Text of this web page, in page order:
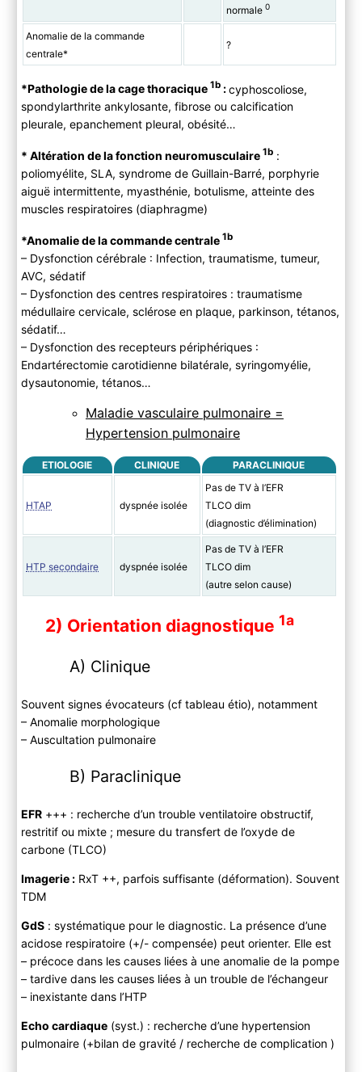
normale0
Anomalie de la commande
centrale*
?
*Pathologie de la cage thoracique 1b:cyphoscoliose,
spondylarthrite ankylosante, fibrose ou calcification
pleurale, epanchement pleural, obésité…
* Altération de la fonction neuromusculaire 1b:
poliomyélite, SLA, syndrome de Guillain-Barré, porphyrie
aiguë intermittente, myasthénie, botulisme, atteinte des
muscles respiratoires (diaphragme)
*Anomalie de la commande centrale 1b
– Dysfonction cérébrale : Infection, traumatisme, tumeur,
AVC, sédatif
– Dysfonction des centres respiratoires : traumatisme
médullaire cervicale, sclérose en plaque, parkinson, tétanos,
sédatif…
– Dysfonction des recepteurs périphériques :
Endartérectomie carotidienne bilatérale, syringomyélie,
dysautonomie, tétanos…
Maladie vasculaire pulmonaire =
Hypertension pulmonaire
ETIOLOGIE CLINIQUE PARACLINIQUE
HTAP dyspnée isolée
Pas de TV à l’EFR
TLCO dim
(diagnostic d’élimination)
HTP secondaire dyspnée isolée
Pas de TV à l’EFR
TLCO dim
(autre selon cause)
2) Orientation diagnostique 1a
A) Clinique
Souvent signes évocateurs (cf tableau étio), notamment
– Anomalie morphologique
– Auscultation pulmonaire
B) Paraclinique
EFR+++ : recherche d’un trouble ventilatoire obstructif,
restritif ou mixte ; mesure du transfert de l’oxyde de
carbone (TLCO)
Imagerie :RxT ++, parfois suffisante (déformation). Souvent
TDM
GdS: systématique pour le diagnostic. La présence d’une
acidose respiratoire (+/- compensée) peut orienter. Elle est
– précoce dans les causes liées à une anomalie de la pompe
– tardive dans les causes liées à un trouble de l’échangeur
– inexistante dans l’HTP
Echo cardiaque(syst.) : recherche d’une hypertension
pulmonaire (+bilan de gravité / recherche de complication )